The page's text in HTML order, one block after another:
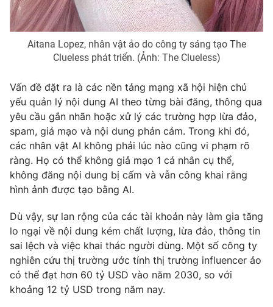
Nguyễn Trọng Ninh
Tổng đài VTV:024.38 355 931 - 024.38 355 932
Ðiện thoại Thời báo VTV: 024.66 897 897
toasoan@vtv.vn
® Cấm sao chép dưới mọi hình thức nếu không có sự chấp
thuận bằng văn bản. Ghi rõ nguồn VTV.vn khi phát hành lại
thông tin từ website này.
Aitana Lopez, nhân vật ảo do công ty sáng tạo The
Clueless phát triển. (Ảnh: The Clueless)
Vấn đề đặt ra là các nền tảng mạng xã hội hiện chủ
yếu quản lý nội dung AI theo từng bài đăng, thông qua
yêu cầu gắn nhãn hoặc xử lý các trường hợp lừa đảo,
spam, giả mạo và nội dung phản cảm. Trong khi đó,
các nhân vật AI không phải lúc nào cũng vi phạm rõ
ràng. Họ có thể không giả mạo 1 cá nhân cụ thể,
không đăng nội dung bị cấm và vẫn công khai rằng
hình ảnh được tạo bằng AI.
Dù vậy, sự lan rộng của các tài khoản này làm gia tăng
lo ngại về nội dung kém chất lượng, lừa đảo, thông tin
sai lệch và việc khai thác người dùng. Một số công ty
nghiên cứu thị trường ước tính thị trường influencer ảo
có thể đạt hơn 60 tỷ USD vào năm 2030, so với
khoảng 12 tỷ USD trong năm nay.